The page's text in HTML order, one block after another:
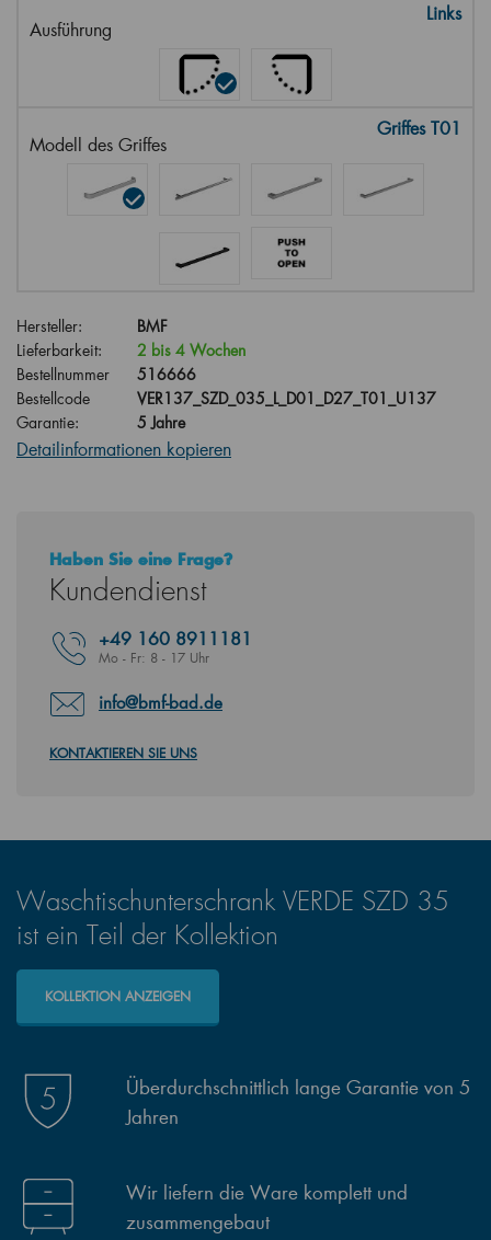
Ausführung
Links
Modell des Griffes
Griffes T01
Hersteller:
BMF
Lieferbarkeit:
2 bis 4 Wochen
Bestellnummer
516666
Bestellcode
VER137_SZD_035_L_D01_D27_T01_U137
Garantie:
5 Jahre
Detailinformationen kopieren
Haben Sie eine Frage?
Kundendienst
+49 160 8911181
Mo - Fr: 8 - 17 Uhr
info@bmf-bad.de
KONTAKTIEREN SIE UNS
Waschtischunterschrank VERDE SZD 35
ist ein Teil der Kollektion
KOLLEKTION ANZEIGEN
Überdurchschnittlich lange Garantie von 5
Jahren
Wir liefern die Ware komplett und
zusammengebaut